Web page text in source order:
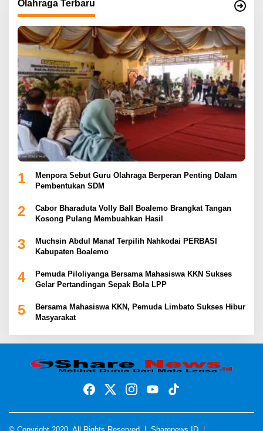
Olahraga Terbaru
1
Menpora Sebut Guru Olahraga Berperan Penting Dalam
Pembentukan SDM
2
Cabor Bharaduta Volly Ball Boalemo Brangkat Tangan
Kosong Pulang Membuahkan Hasil
3
Muchsin Abdul Manaf Terpilih Nahkodai PERBASI
Kabupaten Boalemo
4
Pemuda Piloliyanga Bersama Mahasiswa KKN Sukses
Gelar Pertandingan Sepak Bola LPP
5
Bersama Mahasiswa KKN, Pemuda Limbato Sukses Hibur
Masyarakat